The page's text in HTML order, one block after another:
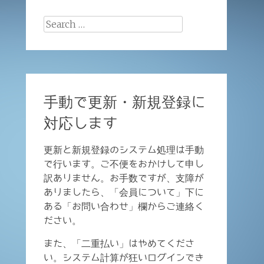
Search
手動で更新・新規登録に
対応します
更新と新規登録のシステム処理は手動
で行います。ご不便をおかけして申し
訳ありません。お手数ですが、支障が
ありましたら、「会員について」下に
ある「お問い合わせ」欄からご連絡く
ださい。
また、「二重払い」はやめてくださ
い。システム計算が狂いログインでき